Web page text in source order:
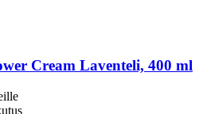
Cream Laventeli, 400 ml